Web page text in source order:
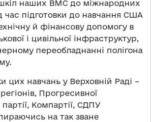
наших ВМС до міжнародних
час підготовки до навчання США
й фінансову допомогу в
і цивільної інфраструктур,
переобладнанні полігона
цих навчань у Верховній Раді –
Прогресивної
партії, Компартії, СДПУ
на так зване